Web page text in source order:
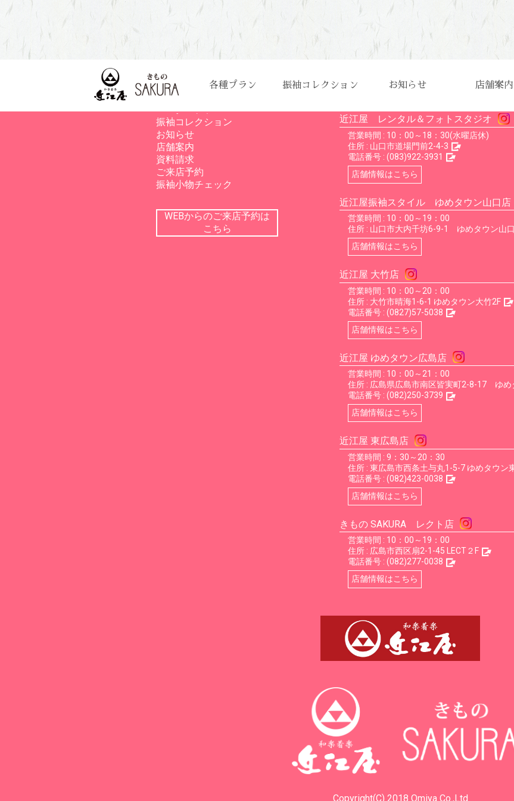
各種プラン 振袖コレクション お知らせ 店舗案内
サイトメニュー
レンタルプラン
振袖コレクション
お知らせ
店舗案内
資料請求
ご来店予約
振袖小物チェック
WEBからのご来店予約は
こちら
店舗一覧
近江屋 レンタル＆フォトスタジオ
営業時間 : 10：00～18：30(水曜店休)
住所 : 山口市道場門前2-4-3
電話番号 : (083)922-3931
店舗情報はこちら
近江屋振袖スタイル ゆめタウン山口店
営業時間 : 10：00～19：00
住所 : 山口市大内千坊6-9-1 ゆめタウン山
店舗情報はこちら
近江屋 大竹店
営業時間 : 10：00～20：00
住所 : 大竹市晴海1-6-1 ゆめタウン大竹2F
電話番号 : (0827)57-5038
店舗情報はこちら
近江屋 ゆめタウン広島店
営業時間 : 10：00～21：00
住所 : 広島県広島市南区皆実町2-8-17 ゆめ
電話番号 : (082)250-3739
店舗情報はこちら
近江屋 東広島店
営業時間 : 9：30～20：30
住所 : 東広島市西条土与丸1-5-7 ゆめタウン
電話番号 : (082)423-0038
店舗情報はこちら
きもの SAKURA レクト店
営業時間 : 10：00～19：00
住所 : 広島市西区扇2-1-45 LECT２F
電話番号 : (082)277-0038
店舗情報はこちら
Copyright(C) 2018 Omiya Co.,Ltd